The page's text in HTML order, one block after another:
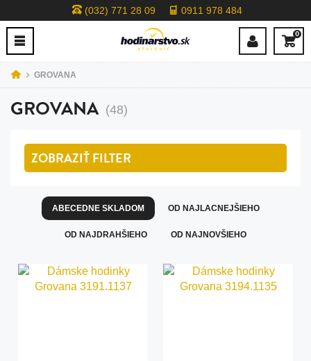
(032) 771 28 09 0911 978 484
0
GROVANA
GROVANA (48)
ZOBRAZIŤFILTER
ABECEDNE SKLADOM OD NAJLACNEJŠIEHO
OD NAJDRAHŠIEHO OD NAJNOVŠIEHO